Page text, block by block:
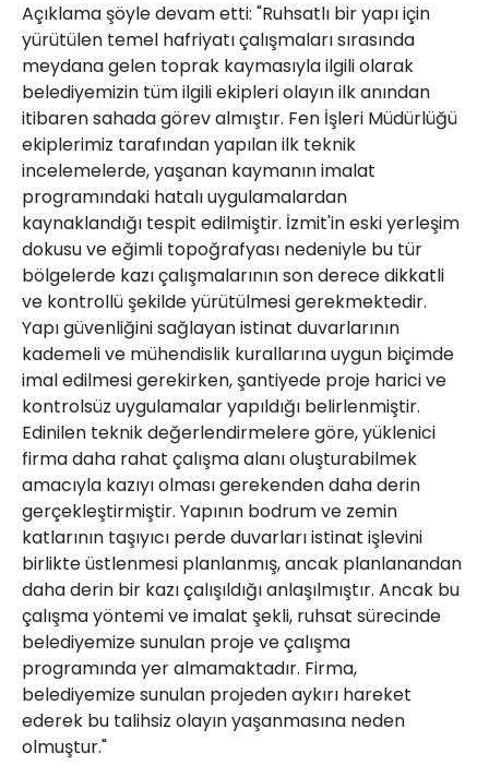
Açıklama şöyle devam etti: "Ruhsatlı bir yapı için
yürütülen temel hafriyatı çalışmaları sırasında
meydana gelen toprak kaymasıyla ilgili olarak
belediyemizin tüm ilgili ekipleri olayın ilk anından
itibaren sahada görev almıştır. Fen İşleri Müdürlüğü
ekiplerimiz tarafından yapılan ilk teknik
incelemelerde, yaşanan kaymanın imalat
programındaki hatalı uygulamalardan
kaynaklandığı tespit edilmiştir. İzmit'in eski yerleşim
dokusu ve eğimli topoğrafyası nedeniyle bu tür
bölgelerde kazı çalışmalarının son derece dikkatli
ve kontrollü şekilde yürütülmesi gerekmektedir.
Yapı güvenliğini sağlayan istinat duvarlarının
kademeli ve mühendislik kurallarına uygun biçimde
imal edilmesi gerekirken, şantiyede proje harici ve
kontrolsüz uygulamalar yapıldığı belirlenmiştir.
Edinilen teknik değerlendirmelere göre, yüklenici
firma daha rahat çalışma alanı oluşturabilmek
amacıyla kazıyı olması gerekenden daha derin
gerçekleştirmiştir. Yapının bodrum ve zemin
katlarının taşıyıcı perde duvarları istinat işlevini
birlikte üstlenmesi planlanmış, ancak planlanandan
daha derin bir kazı çalışıldığı anlaşılmıştır. Ancak bu
çalışma yöntemi ve imalat şekli, ruhsat sürecinde
belediyemize sunulan proje ve çalışma
programında yer almamaktadır. Firma,
belediyemize sunulan projeden aykırı hareket
ederek bu talihsiz olayın yaşanmasına neden
olmuştur."